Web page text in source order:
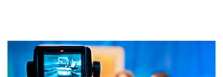
BHD 0.377061